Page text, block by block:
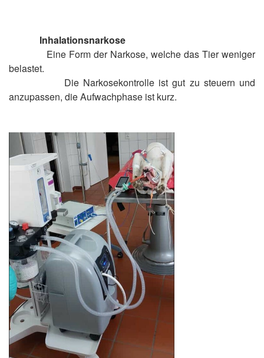
Inhalationsnarkose
Eine Form der Narkose, welche das Tier weniger
belastet.
Die Narkosekontrolle ist gut zu steuern und
anzupassen, die Aufwachphase ist kurz.